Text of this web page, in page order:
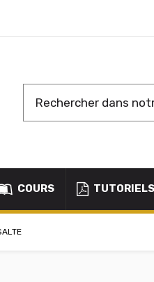
COURS TUTORIELS